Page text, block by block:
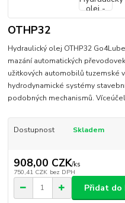
OTHP32
Hydraulický olej OTHP32
mazání automatických
užitkových automobilů tuzemské
hydrodynamické systémy
podobných mechanismů.
Dostupnost Skladem
908,00 CZK/ks
750,41 CZK bez DPH
Přidat do